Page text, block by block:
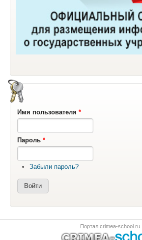
Имя пользователя *
Пароль *
Забыли пароль?
Портал crimea-school.ru